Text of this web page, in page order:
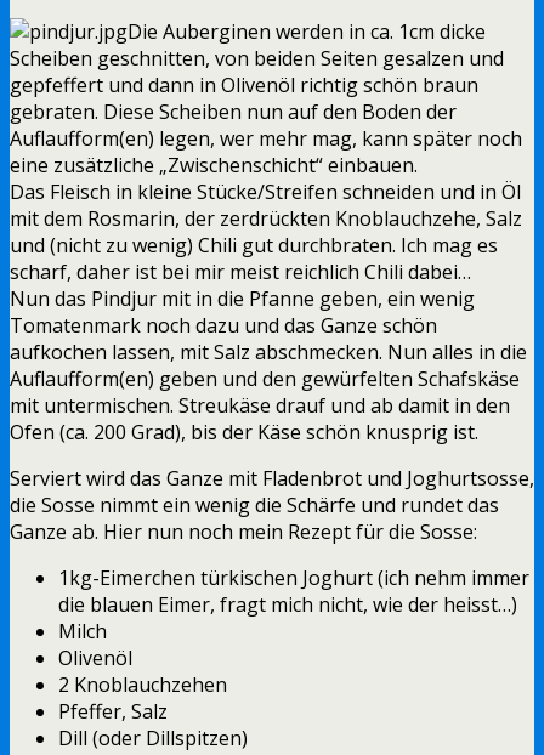
Die Auberginen werden in ca. 1cm dicke
Scheiben geschnitten, von beiden Seiten gesalzen und
gepfeffert und dann in Olivenöl richtig schön braun
gebraten. Diese Scheiben nun auf den Boden der
Auflaufform(en) legen, wer mehr mag, kann später noch
eine zusätzliche „Zwischenschicht“ einbauen.
Das Fleisch in kleine Stücke/Streifen schneiden und in Öl
mit dem Rosmarin, der zerdrückten Knoblauchzehe, Salz
und (nicht zu wenig) Chili gut durchbraten. Ich mag es
scharf, daher ist bei mir meist reichlich Chili dabei…
Nun das Pindjur mit in die Pfanne geben, ein wenig
Tomatenmark noch dazu und das Ganze schön
aufkochen lassen, mit Salz abschmecken. Nun alles in die
Auflaufform(en) geben und den gewürfelten Schafskäse
mit untermischen. Streukäse drauf und ab damit in den
Ofen (ca. 200 Grad), bis der Käse schön knusprig ist.
Serviert wird das Ganze mit Fladenbrot und Joghurtsosse,
die Sosse nimmt ein wenig die Schärfe und rundet das
Ganze ab. Hier nun noch mein Rezept für die Sosse:
1kg-Eimerchen türkischen Joghurt (ich nehm immer
die blauen Eimer, fragt mich nicht, wie der heisst…)
Milch
Olivenöl
2 Knoblauchzehen
Pfeffer, Salz
Dill (oder Dillspitzen)